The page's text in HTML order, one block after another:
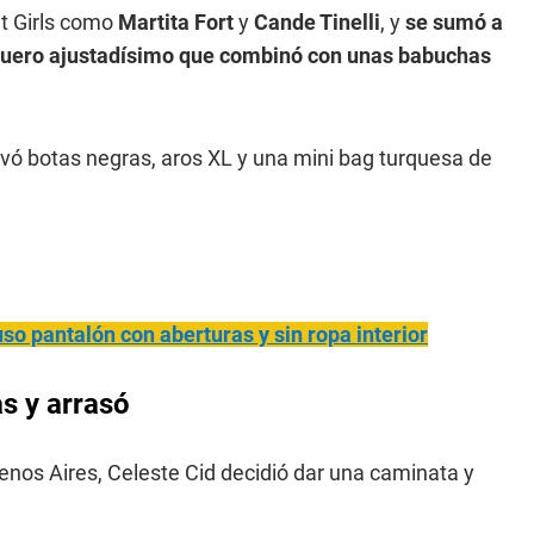
Girls como Martita FortyCande Tinelli, yse sumó a
ajustadísimo que combinó con unas babuchas
botas negras, aros XL y una mini bag turquesa de
pantalón con aberturas y sin ropa interior
y arrasó
Aires, Celeste Cid decidió dar una caminata y